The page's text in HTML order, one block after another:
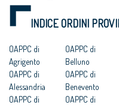
INDICE ORDINI
OAPPC di
Agrigento
OAPPC di
Alessandria
OAPPC di
OAPPC di
Belluno
OAPPC di
Benevento
OAPPC di